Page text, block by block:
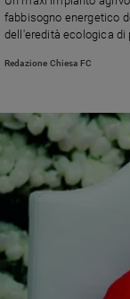
Chiesa
e
Santi
Devozione
fede
Parola
giorno
Santo
fabbisogno energetico
dell'eredità ecologica di
Redazione Chiesa FC